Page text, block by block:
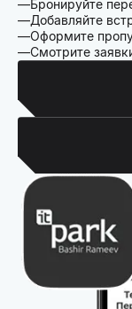
Бронируйте
Добавляйте
Оформите
Смотрите